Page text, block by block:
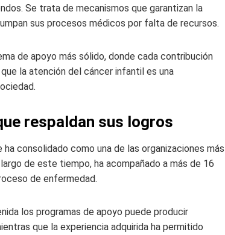
Se trata de mecanismos que garantizan la
sus procesos médicos por falta de recursos.
de apoyo más sólido, donde cada contribución
la atención del cáncer infantil es una
respaldan sus logros
consolidado como una de las organizaciones más
de este tiempo, ha acompañado a más de 16
de enfermedad.
los programas de apoyo puede producir
que la experiencia adquirida ha permitido